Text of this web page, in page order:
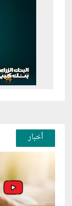
أخبار